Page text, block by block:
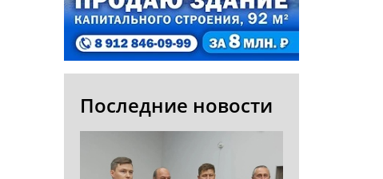
Последние новости